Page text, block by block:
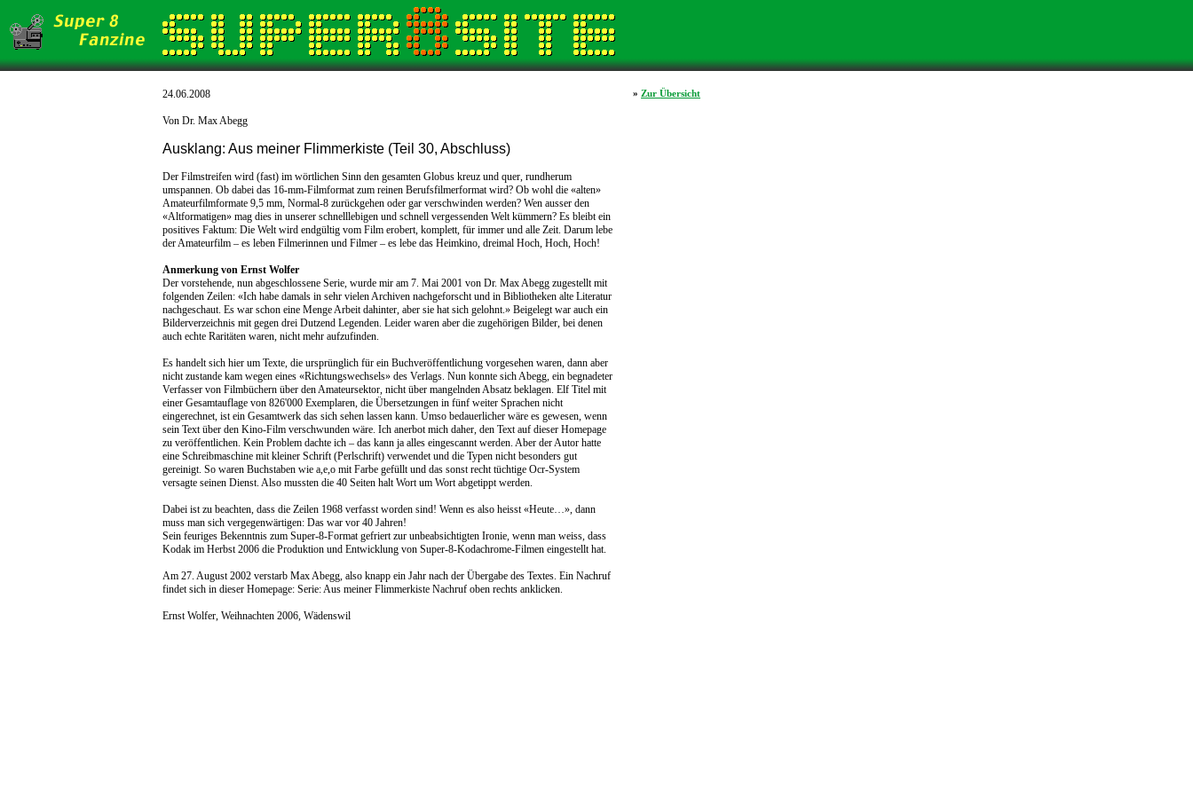
24.06.2008
Von Dr. Max Abegg
Ausklang: Aus meiner Flimmerkiste (Teil 30, Abschluss)
Der Filmstreifen wird (fast) im wörtlichen Sinn den gesamten Globus kreuz und quer, rundherum
umspannen. Ob dabei das 16-mm-Filmformat zum reinen Berufsfilmerformat wird? Ob wohl die «alten»
Amateurfilmformate 9,5 mm, Normal-8 zurückgehen oder gar verschwinden werden? Wen ausser den
«Altformatigen» mag dies in unserer schnelllebigen und schnell vergessenden Welt kümmern? Es bleibt ein
positives Faktum: Die Welt wird endgültig vom Film erobert, komplett, für immer und alle Zeit. Darum lebe
der Amateurfilm – es leben Filmerinnen und Filmer – es lebe das Heimkino, dreimal Hoch, Hoch, Hoch!
Anmerkung von Ernst Wolfer
Der vorstehende, nun abgeschlossene Serie, wurde mir am 7. Mai 2001 von Dr. Max Abegg zugestellt mit
folgenden Zeilen: «Ich habe damals in sehr vielen Archiven nachgeforscht und in Bibliotheken alte Literatur
nachgeschaut. Es war schon eine Menge Arbeit dahinter, aber sie hat sich gelohnt.» Beigelegt war auch ein
Bilderverzeichnis mit gegen drei Dutzend Legenden. Leider waren aber die zugehörigen Bilder, bei denen
auch echte Raritäten waren, nicht mehr aufzufinden.
Es handelt sich hier um Texte, die ursprünglich für ein Buchveröffentlichung vorgesehen waren, dann aber
nicht zustande kam wegen eines «Richtungswechsels» des Verlags. Nun konnte sich Abegg, ein begnadeter
Verfasser von Filmbüchern über den Amateursektor, nicht über mangelnden Absatz beklagen. Elf Titel mit
einer Gesamtauflage von 826'000 Exemplaren, die Übersetzungen in fünf weiter Sprachen nicht
eingerechnet, ist ein Gesamtwerk das sich sehen lassen kann. Umso bedauerlicher wäre es gewesen, wenn
sein Text über den Kino-Film verschwunden wäre. Ich anerbot mich daher, den Text auf dieser Homepage
zu veröffentlichen. Kein Problem dachte ich – das kann ja alles eingescannt werden. Aber der Autor hatte
eine Schreibmaschine mit kleiner Schrift (Perlschrift) verwendet und die Typen nicht besonders gut
gereinigt. So waren Buchstaben wie a,e,o mit Farbe gefüllt und das sonst recht tüchtige Ocr-System
versagte seinen Dienst. Also mussten die 40 Seiten halt Wort um Wort abgetippt werden.
Dabei ist zu beachten, dass die Zeilen 1968 verfasst worden sind! Wenn es also heisst «Heute…», dann
muss man sich vergegenwärtigen: Das war vor 40 Jahren!
Sein feuriges Bekenntnis zum Super-8-Format gefriert zur unbeabsichtigten Ironie, wenn man weiss, dass
Kodak im Herbst 2006 die Produktion und Entwicklung von Super-8-Kodachrome-Filmen eingestellt hat.
Am 27. August 2002 verstarb Max Abegg, also knapp ein Jahr nach der Übergabe des Textes. Ein Nachruf
findet sich in dieser Homepage: Serie: Aus meiner Flimmerkiste Nachruf oben rechts anklicken.
Ernst Wolfer, Weihnachten 2006, Wädenswil
» Zur Übersicht